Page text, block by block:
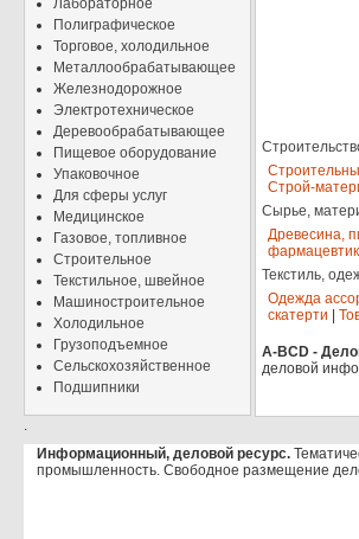
Лабораторное
Полиграфическое
Торговое, холодильное
Металлообрабатывающее
Железнодорожное
Электротехническое
Деревообрабатывающее
Пищевое оборудование
Упаковочное
Для сферы услуг
Медицинское
Газовое, топливное
Строительное
Текстильное, швейное
Машиностроительное
Холодильное
Грузоподъемное
Сельскохозяйственное
Подшипники
Строй-
Сырье,
Древесина,
Текстиль,
Одежда
скатерти
A-BCD -
деловой
.
Информационный, деловой ресурс.
промышленность. Свободное размещение